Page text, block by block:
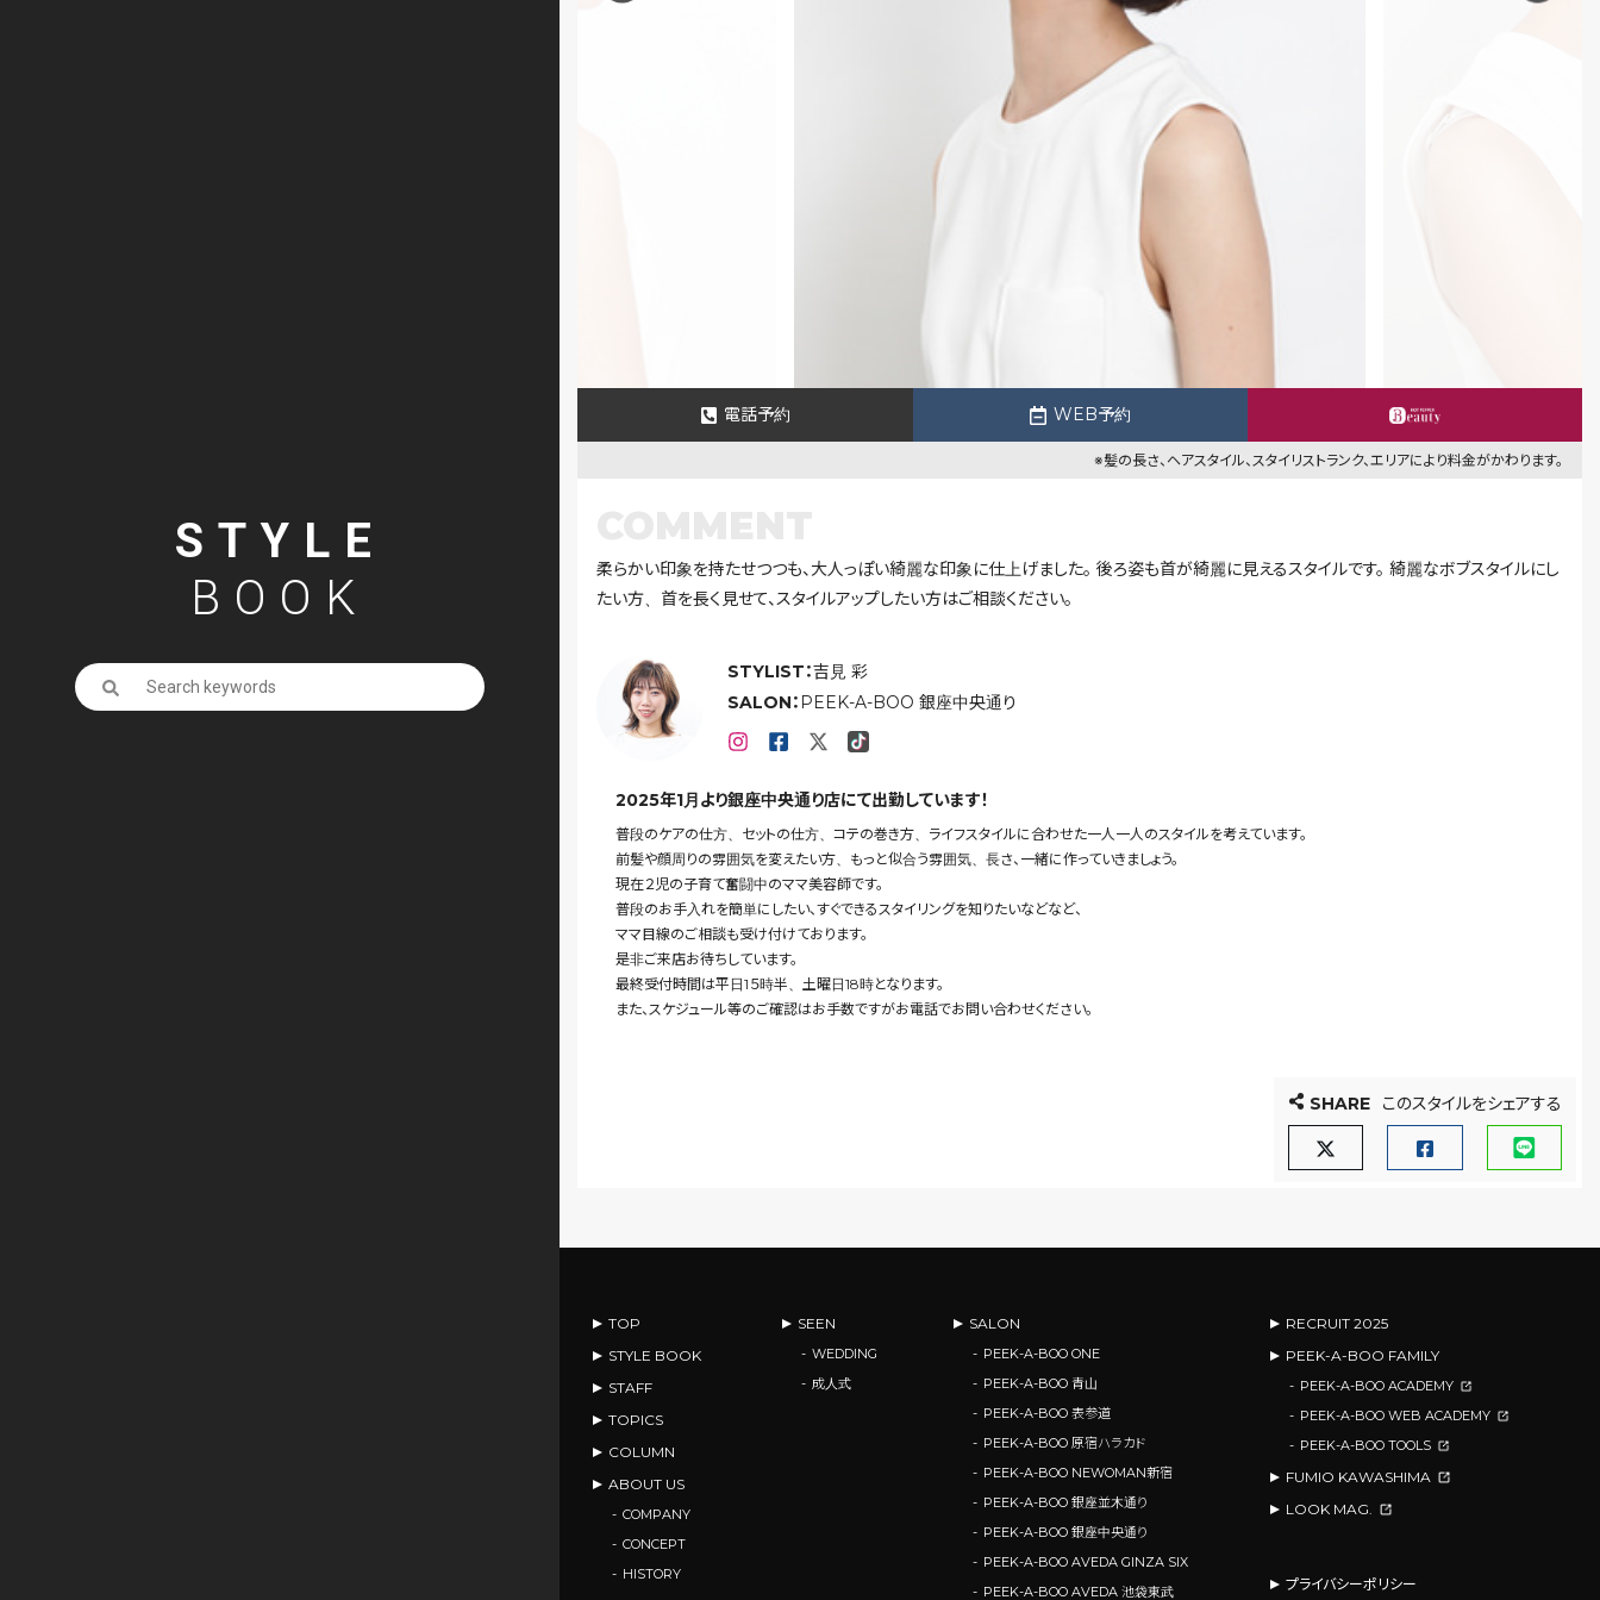
STYLE
BOOK
電話予約 WEB予約
※髪の長さ、ヘアスタイル、スタイリストランク、エリアにより料金がかわります。
STYLIST：吉見 彩
SALON： PEEK-A-BOO 銀座中央通り
2025年1月より銀座中央通り店にて出勤しています！
普段のケアの仕方、セットの仕方、コテの巻き方、ライフスタイルに合わせた一人一人のスタイルを考えています。
前髪や顔周りの雰囲気を変えたい方、もっと似合う雰囲気、長さ、一緒に作っていきましょう。
現在２児の子育て奮闘中のママ美容師です。
普段のお手入れを簡単にしたい、すぐできるスタイリングを知りたいなどなど、
ママ目線のご相談も受け付けております。
是非ご来店お待ちしています。
最終受付時間は平日1５時半、土曜日18時となります。
また、スケジュール等のご確認はお手数ですがお電話でお問い合わせください。
柔らかい印象を持たせつつも、大人っぽい綺麗な印象に仕上げました。 後ろ姿も首が綺麗に見えるスタイルです。 綺麗なボブスタイルにし
たい方、首を長く見せて、スタイルアップしたい方はご相談ください。
SHARE このスタイルをシェアする
TOP
STYLE BOOK
STAFF
TOPICS
COLUMN
ABOUT US
COMPANY
CONCEPT
HISTORY
SEEN
WEDDING
成人式
SALON
PEEK-A-BOO ONE
PEEK-A-BOO 青山
PEEK-A-BOO 表参道
PEEK-A-BOO 原宿ハラカド
PEEK-A-BOO NEWOMAN新宿
PEEK-A-BOO 銀座並木通り
PEEK-A-BOO 銀座中央通り
PEEK-A-BOO AVEDA GINZA SIX
PEEK-A-BOO AVEDA 池袋東武
RECRUIT 2025
PEEK-A-BOO FAMILY
PEEK-A-BOO ACADEMY
PEEK-A-BOO WEB ACADEMY
PEEK-A-BOO TOOLS
FUMIO KAWASHIMA
LOOK MAG.
プライバシーポリシー